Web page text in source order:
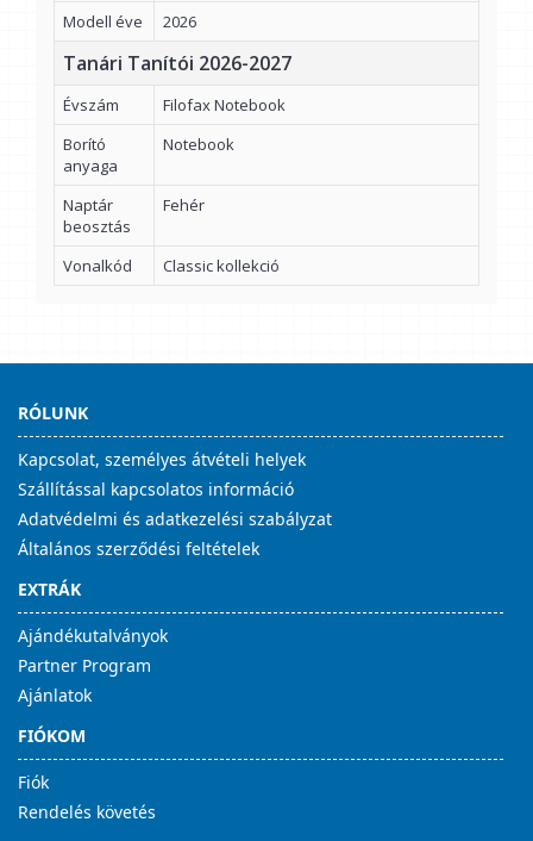
Modell éve
2026
Tanári Tanítói 2026-2027
Évszám
Filofax Notebook
Borító
anyaga
Notebook
Naptár
beosztás
Fehér
Vonalkód Classic kollekció
RÓLUNK
Kapcsolat, személyes átvételi helyek
Szállítással kapcsolatos információ
Adatvédelmi és adatkezelési szabályzat
Általános szerződési feltételek
EXTRÁK
Ajándékutalványok
Partner Program
Ajánlatok
FIÓKOM
Fiók
Rendelés követés